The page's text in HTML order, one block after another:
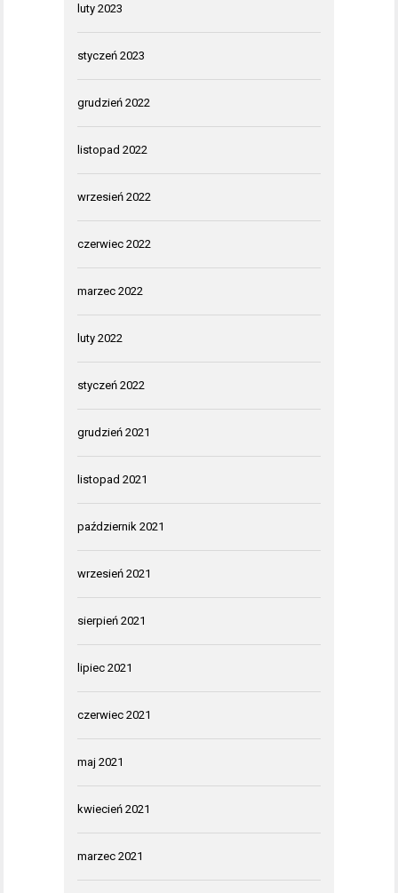
luty 2023
styczeń 2023
grudzień 2022
listopad 2022
wrzesień 2022
czerwiec 2022
marzec 2022
luty 2022
styczeń 2022
grudzień 2021
listopad 2021
październik 2021
wrzesień 2021
sierpień 2021
lipiec 2021
czerwiec 2021
maj 2021
kwiecień 2021
marzec 2021